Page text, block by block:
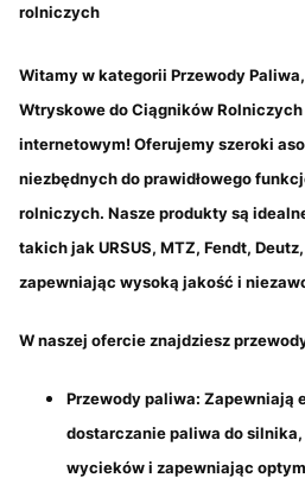
rolniczych
Witamy w kategorii Przewody
Wtryskowe do Ciągników Rolniczych
internetowym! Oferujemy szeroki
niezbędnych do prawidłowego
rolniczych. Nasze produkty są
takich jak URSUS, MTZ, Fendt,
zapewniając wysoką jakość i
W naszej ofercie znajdziesz
Przewody paliwa: Zapewniają
dostarczanie paliwa do
wycieków i zapewniając